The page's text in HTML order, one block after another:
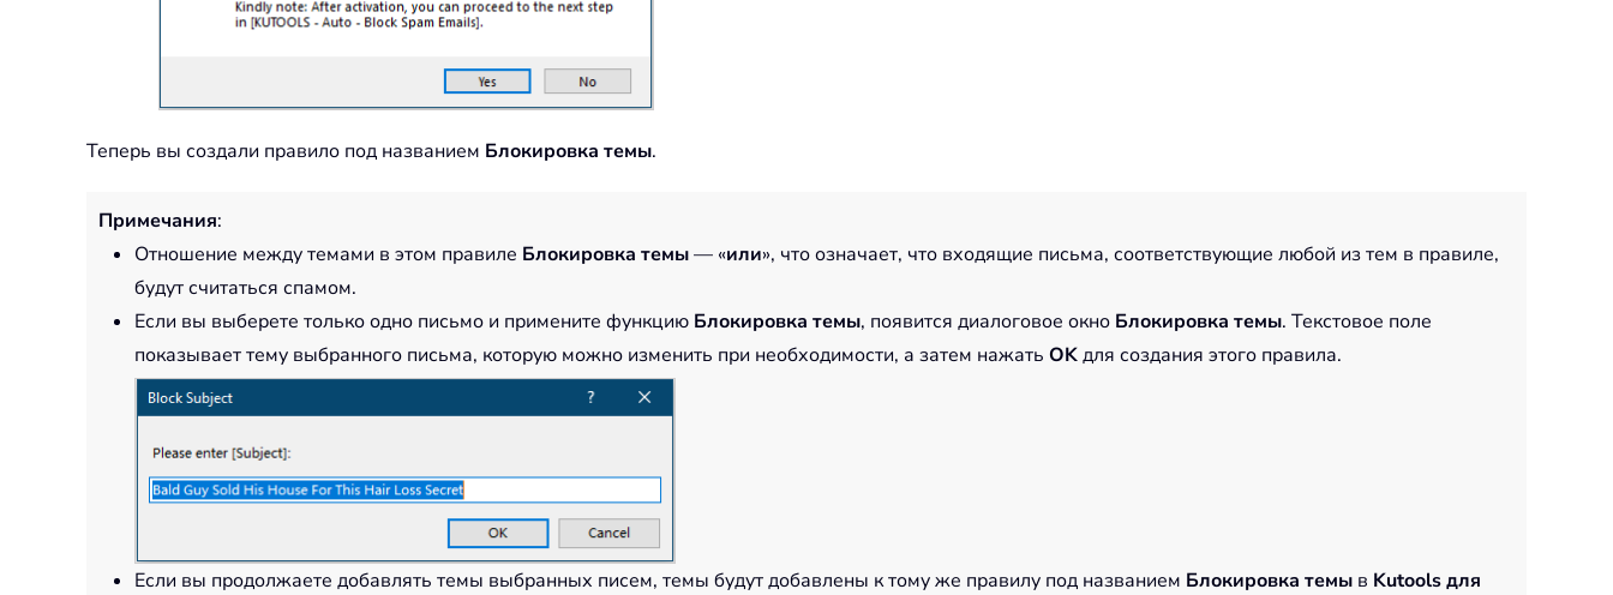
Теперь вы создали правило под названием Блокировка темы.
Примечания:
Отношение между темами в этом правиле Блокировка темы— «или», что означает, что входящие письма, соответствующие любой из тем в правиле,
будут считаться спамом.
Если вы выберете только одно письмо и примените функцию Блокировка темы, появится диалоговое окно Блокировка темы. Текстовое поле
показывает тему выбранного письма, которую можно изменить при необходимости, а затем нажать OKдля создания этого правила.
Если вы продолжаете добавлять темы выбранных писем, темы будут добавлены к тому же правилу под названием Блокировка темы в Kutools для